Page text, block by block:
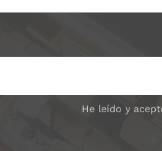
He leído y